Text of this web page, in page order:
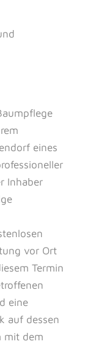
eines
Inhaber
vor Ort
Termin
eine
auf dessen
mit dem